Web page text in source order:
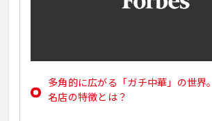
多角的に広がる「ガチ中華」の世界。
名店の特徴とは？